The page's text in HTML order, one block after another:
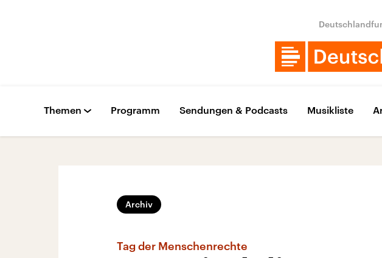
Themen Programm Sendungen & Podcasts Musikliste
Archiv
Tag der Menschenrechte